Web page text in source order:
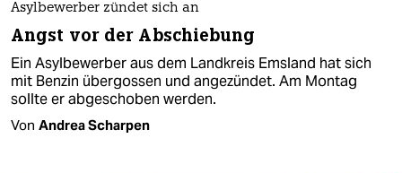
Asylbewerber zündet sich an
Angst vor der Abschiebung
Ein Asylbewerber aus dem Landkreis Emsland hat sich
mit Benzin übergossen und angezündet. Am Montag
sollte er abgeschoben werden.
Von Andrea Scharpen